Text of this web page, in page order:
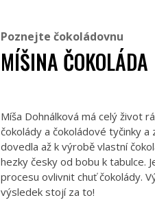
Poznejte čokoládovnu
MÍŠINA ČOKOLÁDA
Míša Dohnálková má celý život
čokolády a čokoládové tyčinky a
dovedla až k výrobě vlastní
hezky česky od bobu k tabulce.
procesu ovlivnit chuť čokolády.
výsledek stojí za to!